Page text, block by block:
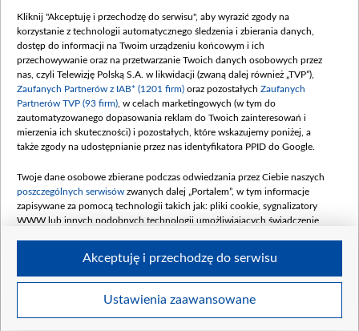
Procedura zgłoszeń wewnętrznych
©2026 Telewizja Polska S. A. w likwidacji
Kliknij "Akceptuję i przechodzę do serwisu", aby wyrazić zgody na
korzystanie z technologii automatycznego śledzenia i zbierania danych,
dostęp do informacji na Twoim urządzeniu końcowym i ich
przechowywanie oraz na przetwarzanie Twoich danych osobowych przez
nas, czyli Telewizję Polską S.A. w likwidacji (zwaną dalej również „TVP”),
Zaufanych Partnerów z IAB* (1201 firm) oraz pozostałych Zaufanych
Partnerów TVP (93 firm) , w celach marketingowych (w tym do
zautomatyzowanego dopasowania reklam do Twoich zainteresowań i
mierzenia ich skuteczności) i pozostałych, które wskazujemy poniżej, a
także zgody na udostępnianie przez nas identyfikatora PPID do Google.
Twoje dane osobowe zbierane podczas odwiedzania przez Ciebie naszych
poszczególnych serwisów zwanych dalej „Portalem”, w tym informacje
zapisywane za pomocą technologii takich jak: pliki cookie, sygnalizatory
WWW lub innych podobnych technologii umożliwiających świadczenie
Twoje dane osobowe zbierane podczas odwiedzania przez Ciebie
Ustawienia zaawansowane
Akceptuję i przechodzę do serwisu